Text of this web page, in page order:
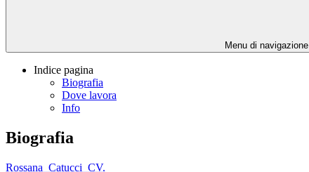
Menu di navigazione
Indice pagina
Biografia
Dove lavora
Info
Biografia
Rossana_Catucci_CV.